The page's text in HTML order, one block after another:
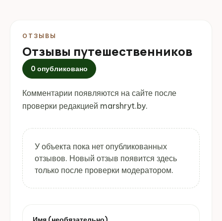
ОТЗЫВЫ
Отзывы путешественников
0 опубликовано
Комментарии появляются на сайте после
проверки редакцией marshryt.by.
У объекта пока нет опубликованных
отзывов. Новый отзыв появится здесь
только после проверки модератором.